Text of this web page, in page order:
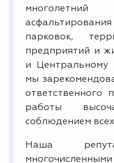
парковок,
предприятий и
и Центральному
мы
ответственного
работы
соблюдением
Наша